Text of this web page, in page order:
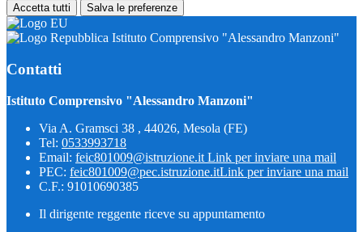
Accetta tutti Salva le preferenze
Istituto Comprensivo "Alessandro Manzoni"
Contatti
Istituto Comprensivo "Alessandro Manzoni"
Via A. Gramsci 38 , 44026, Mesola (FE)
Tel: 0533993718
Email: feic801009@istruzione.it Link per inviare una mail
PEC: feic801009@pec.istruzione.itLink per inviare una mail
C.F.: 91010690385
Il dirigente reggente riceve su appuntamento